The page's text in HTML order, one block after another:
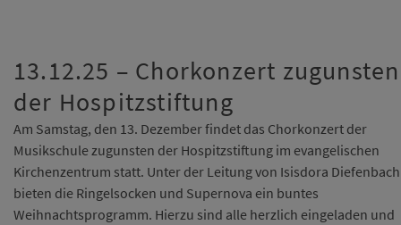
13.12.25 – Chorkonzert zugunsten
der Hospitzstiftung
Am Samstag, den 13. Dezember findet das Chorkonzert der
Musikschule zugunsten der Hospitzstiftung im evangelischen
Kirchenzentrum statt. Unter der Leitung von Isisdora Diefenbach
bieten die Ringelsocken und Supernova ein buntes
Weihnachtsprogramm. Hierzu sind alle herzlich eingeladen und